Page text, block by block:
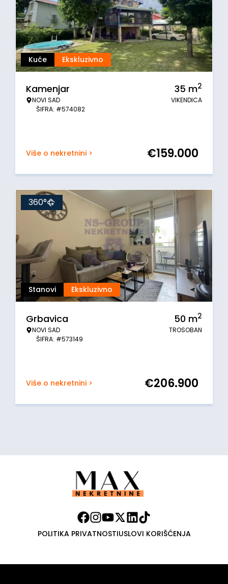
Kuće Ekskluzivno
Kamenjar
NOVI SAD
ŠIFRA: #574082
35 m2
VIKENDICA
Više o nekretnini > €159.000
Stanovi Ekskluzivno
360°
Grbavica
NOVI SAD
ŠIFRA: #573149
50 m2
TROSOBAN
Više o nekretnini > €206.900
POLITIKA PRIVATNOSTIUSLOVI KORIŠĆENJA